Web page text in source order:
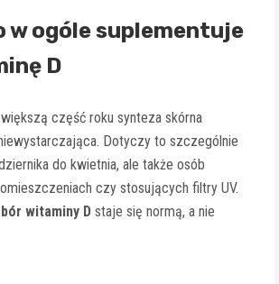
w ogóle suplementuje
D
część roku synteza skórna
Dotyczy to szczególnie
do kwietnia, ale także osób
czy stosujących filtry UV.
witaminy D staje się normą, a nie